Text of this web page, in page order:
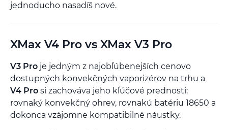
jednoducho nasadíš nové.
XMax V4 Pro vs XMax V3 Pro
V3 Pro je jedným z najobľúbenejších cenovo
dostupných konvekčných vaporizérov na trhu a
V4 Pro si zachováva jeho kľúčové prednosti:
rovnaký konvekčný ohrev, rovnakú batériu 18650 a
dokonca vzájomne kompatibilné náustky.